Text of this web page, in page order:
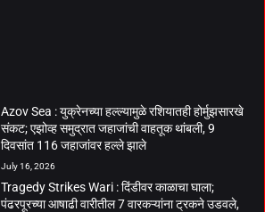
Azov Sea : युक्रेनच्या हल्ल्यामुळे रशियातही होर्मुझसारखे
संकट; एझोव्ह समुद्रात जहाजांची वाहतूक थांबली, 9
दिवसांत 116 जहाजांवर हल्ले झाले
July 16, 2026
Tragedy Strikes Wari : दिंडीवर काळाचा घाला;
पंढरपूरच्या आषाढी वारीतील 7 वारकऱ्यांना ट्रकने उडवले,